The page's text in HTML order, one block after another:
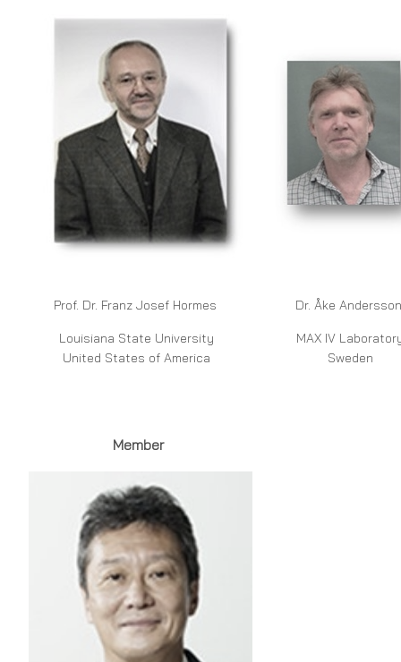
Prof. Dr. Franz Josef Hormes
Louisiana State University
United States of America
Dr. Åke
MAX IV
Sweden
Member